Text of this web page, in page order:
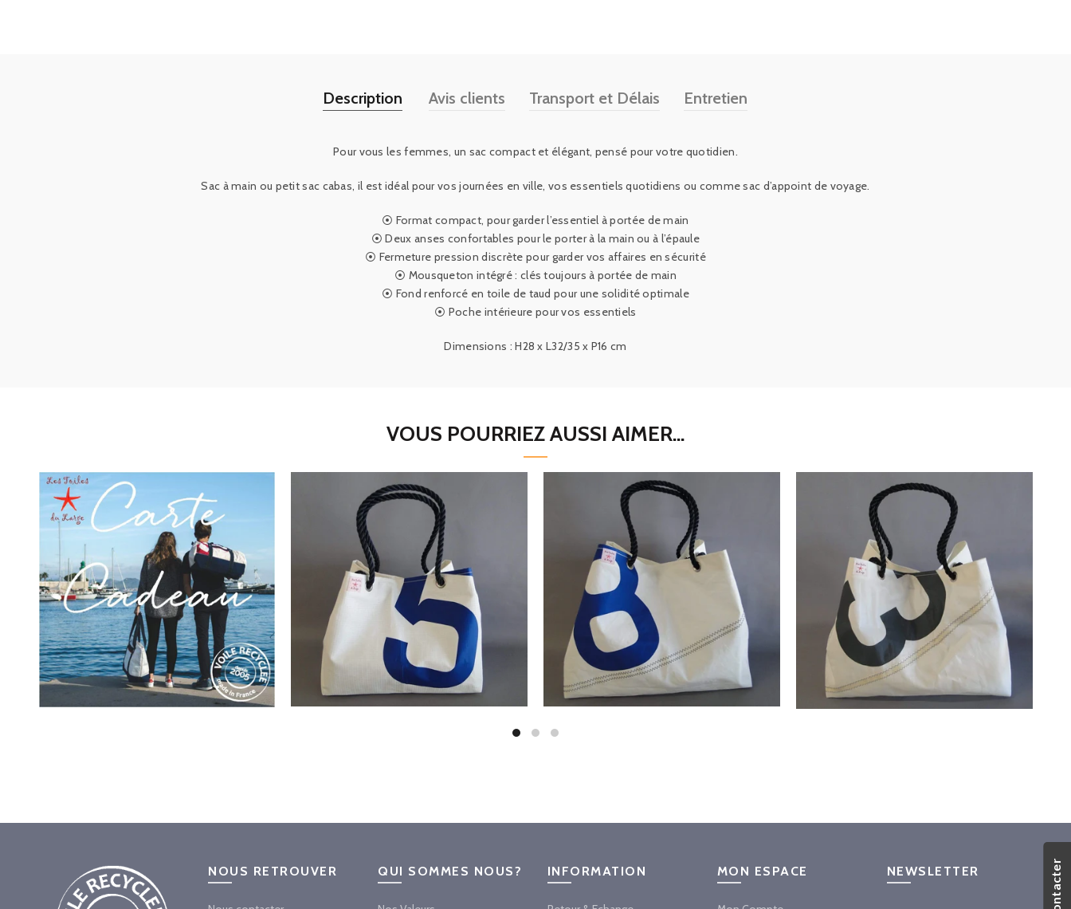
Description Avis clients Transport et Délais Entretien
Pour vous les femmes, un sac compact et élégant, pensé pour votre quotidien.
Sac à main ou petit sac cabas, il est idéal pour vos journées en ville, vos essentiels quotidiens ou comme sac d’appoint de voyage.
⦿ Format compact, pour garder l’essentiel à portée de main
⦿ Deux anses confortables pour le porter à la main ou à l’épaule
⦿ Fermeture pression discrète pour garder vos affaires en sécurité
⦿ Mousqueton intégré : clés toujours à portée de main
⦿ Fond renforcé en toile de taud pour une solidité optimale
⦿ Poche intérieure pour vos essentiels
Dimensions : H28 x L32/35 x P16 cm
VOUS POURRIEZ AUSSI AIMER...
NOUS RETROUVER QUI SOMMES NOUS? INFORMATION MON ESPACE NEWSLETTER